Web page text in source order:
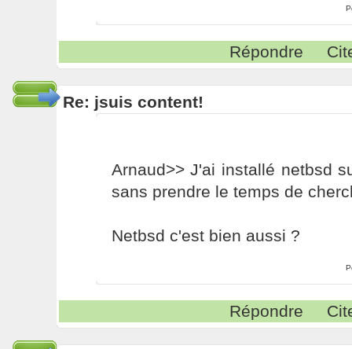
Répondre
Re: jsuis content!
Arnaud>> J'ai installé netbsd
sans prendre le temps de
Netbsd c'est bien aussi ?
Répondre